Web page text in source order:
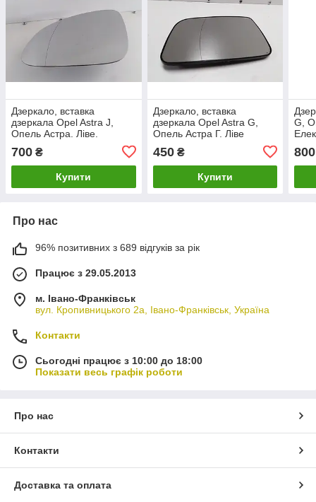
Дзеркало, вставка
дзеркала Opel Astra J,
Опель Астра. Ліве.
700 ₴
Купити
Дзеркало, вставка
дзеркала Opel Astra G,
Опель Астра Г. Ліве
450₴
Купити
G,
800
Про нас
96% позитивних з 689 відгуків за рік
Працює з 29.05.2013
м. Івано-Франківськ
вул. Кропивницького 2а, Івано-Франківськ, Україна
Контакти
Сьогодні працює з 10:00 до 18:00
Показати весь графік роботи
Про нас
Контакти
Доставка та оплата